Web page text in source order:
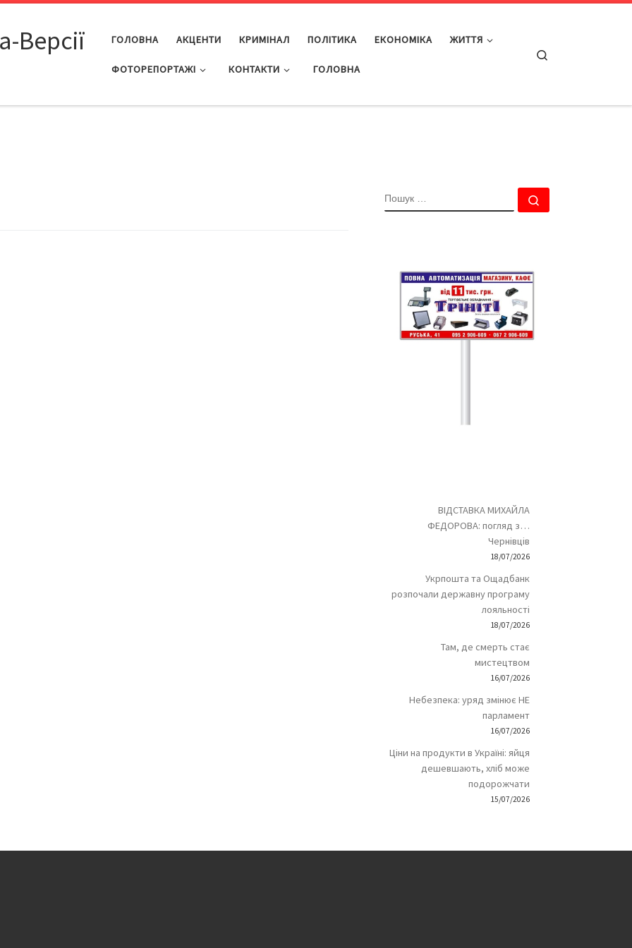
Версії ГОЛОВНА АКЦЕНТИ КРИМІНАЛ ПОЛІТИКА ЕКОНОМІКА ЖИТТЯ
ФОТОРЕПОРТАЖІ КОНТАКТИ ГОЛОВНА
ПОШУК
ВІДСТАВКА МИХАЙЛА
ФЕДОРОВА: погляд з…
Чернівців
18/07/2026
Укрпошта та Ощадбанк
розпочали державну програму
лояльності
18/07/2026
Там, де смерть стає
мистецтвом
16/07/2026
Небезпека: уряд змінює НЕ
парламент
16/07/2026
Ціни на продукти в Україні: яйця
дешевшають, хліб може
подорожчати
15/07/2026